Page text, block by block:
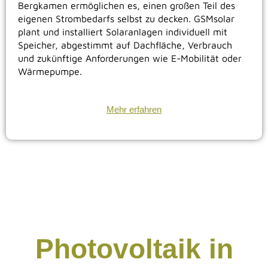
Bergkamen ermöglichen es, einen großen Teil des
eigenen Strombedarfs selbst zu decken. GSMsolar
plant und installiert Solaranlagen individuell mit
Speicher, abgestimmt auf Dachfläche, Verbrauch
und zukünftige Anforderungen wie E-Mobilität oder
Wärmepumpe.
Mehr erfahren
Photovoltaik in